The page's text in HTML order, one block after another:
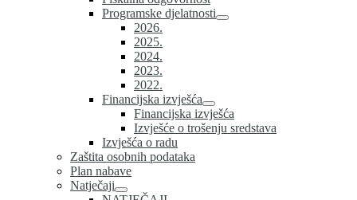
Programske djelatnosti
2026.
2025.
2024.
2023.
2022.
Financijska izvješća
Financijska izvješća
Izvješće o trošenju sredstava
Izvješća o radu
Zaštita osobnih podataka
Plan nabave
Natječaji